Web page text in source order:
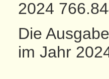
2024
Die
im Jahr